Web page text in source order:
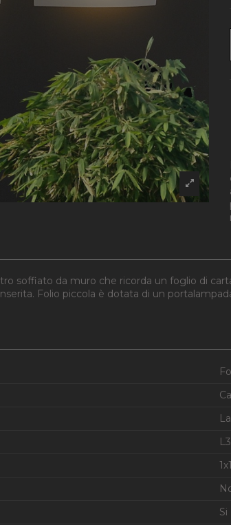
soffiato da muro che ricorda un foglio di
Folio piccola è dotata di un
Si